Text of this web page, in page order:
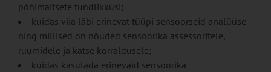
põhimaitsete tundlikkusi;
kuidas viia läbi erinevat tüüpi sensoorseid analüüse
ning millised on nõuded sensoorika assessoritele,
ruumidele ja katse korraldusele;
kuidas kasutada erinevaid sensoorika